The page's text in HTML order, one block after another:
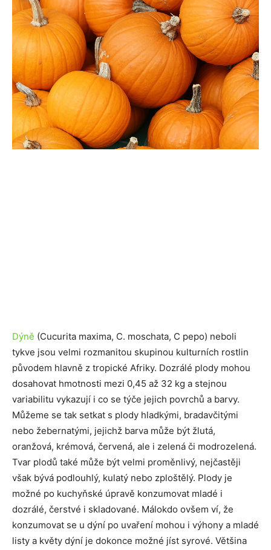
Dýně (Cucurita maxima, C. moschata, C pepo) neboli
tykve jsou velmi rozmanitou skupinou kulturních rostlin
původem hlavně z tropické Afriky. Dozrálé plody mohou
dosahovat hmotnosti mezi 0,45 až 32 kg a stejnou
variabilitu vykazují i co se týče jejich povrchů a barvy.
Můžeme se tak setkat s plody hladkými, bradavčitými
nebo žebernatými, jejichž barva může být žlutá,
oranžová, krémová, červená, ale i zelená či modrozelená.
Tvar plodů také může být velmi proměnlivý, nejčastěji
však bývá podlouhlý, kulatý nebo zploštělý. Plody je
možné po kuchyňské úpravě konzumovat mladé i
dozrálé, čerstvé i skladované. Málokdo ovšem ví, že
konzumovat se u dýní po uvaření mohou i výhony a mladé
listy a květy dýní je dokonce možné jíst syrové. Většina